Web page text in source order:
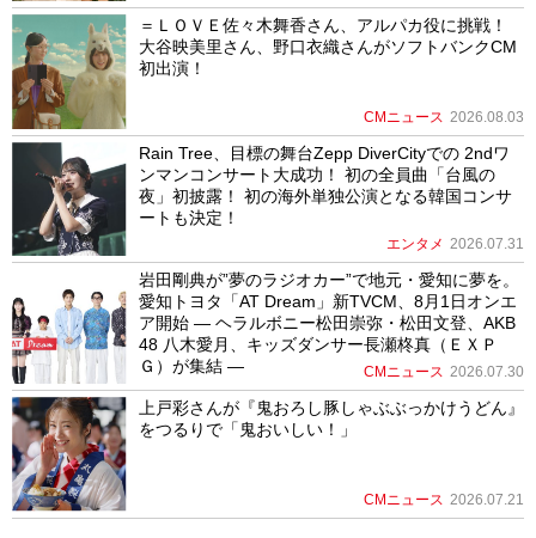
＝ＬＯＶＥ佐々木舞香さん、アルパカ役に挑戦！
大谷映美里さん、野口衣織さんがソフトバンクCM
初出演！
CMニュース 2026.08.03
Rain Tree、目標の舞台Zepp DiverCityでの 2ndワ
ンマンコンサート大成功！ 初の全員曲「台風の
夜」初披露！ 初の海外単独公演となる韓国コンサ
ートも決定！
エンタメ 2026.07.31
岩田剛典が”夢のラジオカー”で地元・愛知に夢を。
愛知トヨタ「AT Dream」新TVCM、8月1日オンエ
ア開始 ― ヘラルボニー松田崇弥・松田文登、AKB
48 八木愛月、キッズダンサー長瀬柊真（ＥＸＰ
Ｇ）が集結 ―
CMニュース 2026.07.30
上戸彩さんが『鬼おろし豚しゃぶぶっかけうどん』
をつるりで「鬼おいしい！」
CMニュース 2026.07.21